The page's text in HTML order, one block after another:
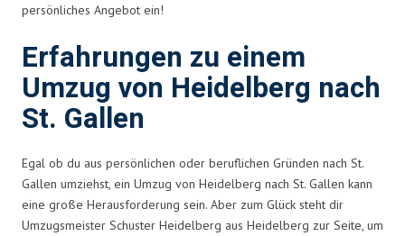
persönliches Angebot ein!
Erfahrungen zu einem
Umzug von Heidelberg nach
St. Gallen
Egal ob du aus persönlichen oder beruflichen Gründen nach St.
Gallen umziehst, ein Umzug von Heidelberg nach St. Gallen kann
eine große Herausforderung sein. Aber zum Glück steht dir
Umzugsmeister Schuster Heidelberg aus Heidelberg zur Seite, um